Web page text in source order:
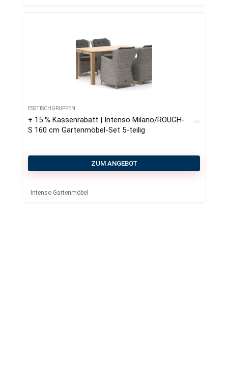
ESSTISCHGRUPPEN
+ 15 % Kassenrabatt | Intenso Milano/ROUGH-
S 160 cm Gartenmöbel-Set 5-teilig
ZUM ANGEBOT
Intenso Gartenmöbel